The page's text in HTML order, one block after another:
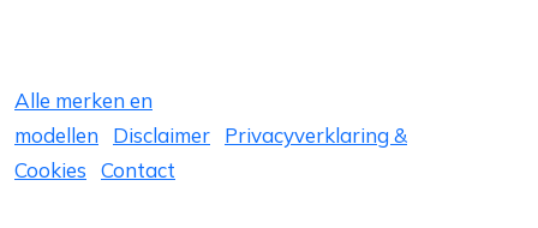
Alle merken en
modellen
Disclaimer
Privacyverklaring &
Cookies
Contact